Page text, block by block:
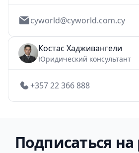
cyworld@cyworld.com.cy
Костас Хадживангели
Юридический консультант
+357 22 366 888
Подписаться